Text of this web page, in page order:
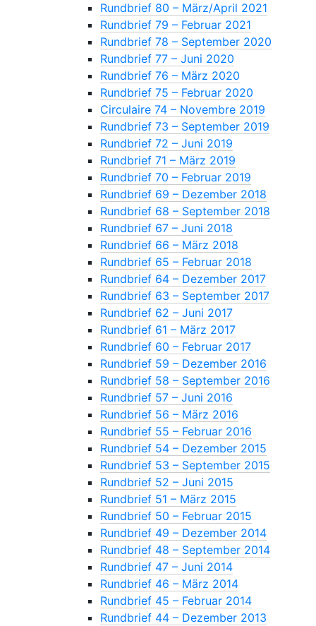
Rundbrief 80 – März/April 2021
Rundbrief 79 – Februar 2021
Rundbrief 78 – September 2020
Rundbrief 77 – Juni 2020
Rundbrief 76 – März 2020
Rundbrief 75 – Februar 2020
Circulaire 74 – Novembre 2019
Rundbrief 73 – September 2019
Rundbrief 72 – Juni 2019
Rundbrief 71 – März 2019
Rundbrief 70 – Februar 2019
Rundbrief 69 – Dezember 2018
Rundbrief 68 – September 2018
Rundbrief 67 – Juni 2018
Rundbrief 66 – März 2018
Rundbrief 65 – Februar 2018
Rundbrief 64 – Dezember 2017
Rundbrief 63 – September 2017
Rundbrief 62 – Juni 2017
Rundbrief 61 – März 2017
Rundbrief 60 – Februar 2017
Rundbrief 59 – Dezember 2016
Rundbrief 58 – September 2016
Rundbrief 57 – Juni 2016
Rundbrief 56 – März 2016
Rundbrief 55 – Februar 2016
Rundbrief 54 – Dezember 2015
Rundbrief 53 – September 2015
Rundbrief 52 – Juni 2015
Rundbrief 51 – März 2015
Rundbrief 50 – Februar 2015
Rundbrief 49 – Dezember 2014
Rundbrief 48 – September 2014
Rundbrief 47 – Juni 2014
Rundbrief 46 – März 2014
Rundbrief 45 – Februar 2014
Rundbrief 44 – Dezember 2013